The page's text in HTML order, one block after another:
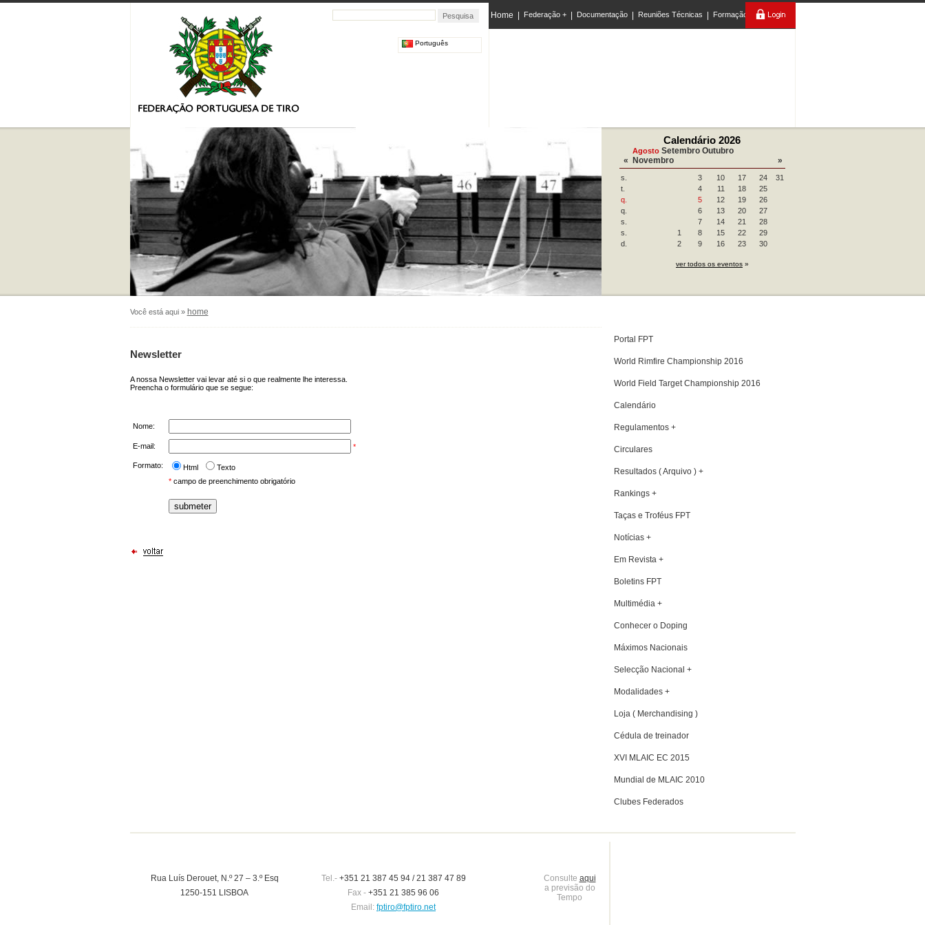
Home Federação + Documentação Reuniões Técnicas Formação
Português
Calendário 2026
«
Agosto Setembro Outubro
Novembro
»
s.
t.
q.
q.
s.
s.
d.
3 10 17 24
31
4
11 18
25
5
12 19
26
6
13 20
27
7
14 21
28
1
8 15 22
29
2
9 16 23 30
ver todos os eventos »
Você está aqui » home
Newsletter
A nossa Newsletter vai levar até si o que realmente lhe interessa.
Preencha o formulário que se segue:
Nome:
E-mail: *
Formato: Html
Texto
*campo de preenchimento obrigatório
Portal FPT
World Rimfire Championship 2016
World Field Target Championship 2016
Calendário
Regulamentos +
Circulares
Resultados ( Arquivo ) +
Rankings +
Taças e Troféus FPT
Notícias +
Em Revista +
Boletins FPT
Multimédia +
Conhecer o Doping
Máximos Nacionais
Selecção Nacional +
Modalidades +
Loja ( Merchandising )
Cédula de treinador
XVI MLAIC EC 2015
Mundial de MLAIC 2010
Clubes Federados
Rua Luís Derouet, N.º 27 – 3.º Esq
1250-151 LISBOA
Tel.-+351 21 387 45 94 / 21 387 47 89
Fax - +351 21 385 96 06
Email: fptiro@fptiro.net
Consulte aqui
a previsão do
Tempo